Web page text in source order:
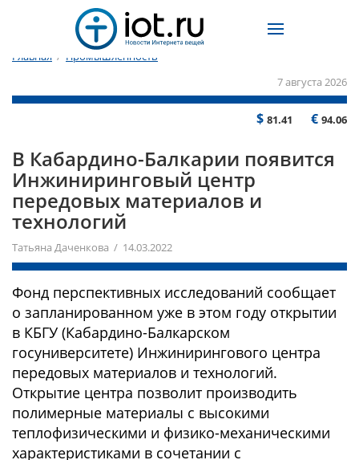
Главная / Промышленность
7 августа 2026
$ 81.41 € 94.06
В Кабардино-Балкарии появится
Инжиниринговый центр
передовых материалов и
технологий
Татьяна Даченкова / 14.03.2022
Фонд перспективных исследований сообщает
о запланированном уже в этом году открытии
в КБГУ (Кабардино-Балкарском
госуниверситете) Инжинирингового центра
передовых материалов и технологий.
Открытие центра позволит производить
полимерные материалы с высокими
теплофизическими и физико-механическими
характеристиками в сочетании с